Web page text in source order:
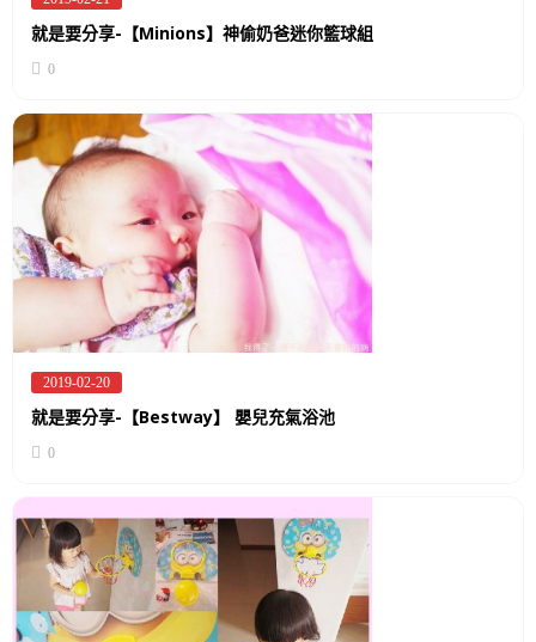
就是要分享-【Minions】神偷奶爸迷你籃球組
0
Posted
2019-02-20
就是要分享-【Bestway】 嬰兒充氣浴池
0